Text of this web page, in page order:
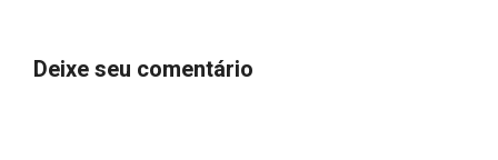
Deixe seu comentário